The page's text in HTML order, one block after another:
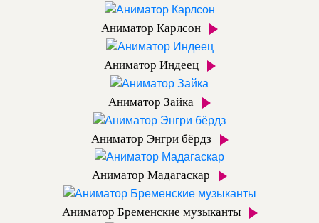
Аниматор Карлсон
Аниматор Индеец
Аниматор Зайка
Аниматор Энгри бёрдз
Аниматор Мадагаскар
Аниматор Бременские музыканты